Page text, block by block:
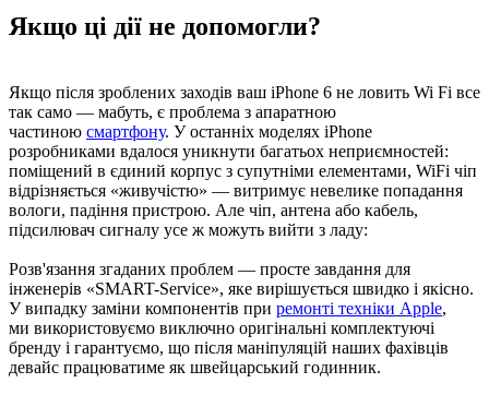
Якщо ці дії не допомогли?
Якщо після зроблених заходів ваш iPhone 6 не ловить Wi Fi все
так само — мабуть, є проблема з апаратною
частиною смартфону. У останніх моделях iPhone
розробниками вдалося уникнути багатьох неприємностей:
поміщений в єдиний корпус з супутніми елементами, WiFi чіп
відрізняється «живучістю» — витримує невелике попадання
вологи, падіння пристрою. Але чіп, антена або кабель,
підсилювач сигналу усе ж можуть вийти з ладу:
Розв'язання згаданих проблем — просте завдання для
інженерів «SMART-Service», яке вирішується швидко і якісно.
У випадку заміни компонентів при ремонті техніки Apple,
ми використовуємо виключно оригінальні комплектуючі
бренду і гарантуємо, що після маніпуляцій наших фахівців
девайс працюватиме як швейцарський годинник.